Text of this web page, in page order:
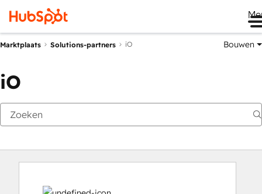
Marktplaats Solutions-partners iO Bouwen
iO